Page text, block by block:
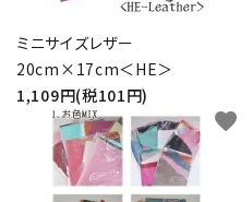
ミニサイズレザー
20cm×17cm＜HE＞
1,109円(税101円)
favorite